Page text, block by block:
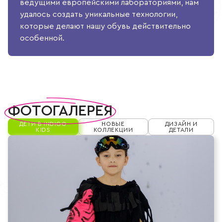
ведущими европейскими лабораториями, нам
удалось создать уникальные технологии,
которые делают нашу обувь действительно
особенной.
фотогалерея
ФОТОГАЛЕРЕЯ
ДЕТИ В INDIGO
KIDS
НОВЫЕ
КОЛЛЕКЦИИ
ДИЗАЙН И
ДЕТАЛИ